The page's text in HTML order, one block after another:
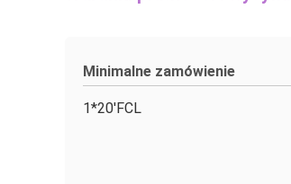
Minimalne zamówienie
1*20'FCL